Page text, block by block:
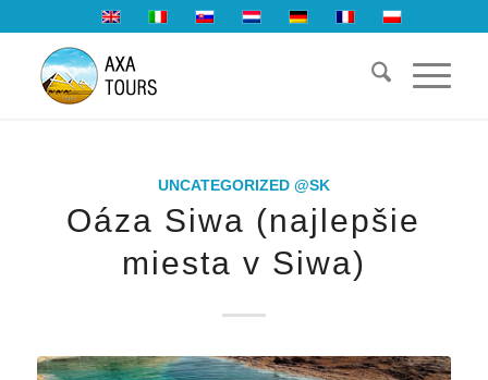
UNCATEGORIZED @SK
Oáza Siwa (najlepšie
miesta v Siwa)